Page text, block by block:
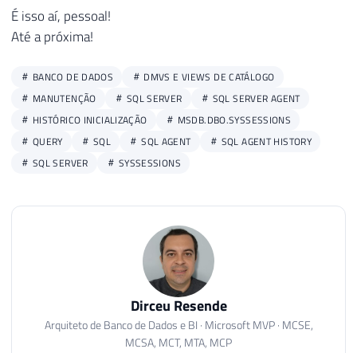
26
27
28
30
31
32
33
34
IF
SELECT
FROM #Dados
GROUP
Dia_Semana
DECLARE
TOP 1 Dia
TOP 1 Hora
TOP 1 Dia_Semana
É isso aí, pessoal!
Até a próxima!
BANCO DE DADOS
DMVS E VIEWS DE CATÁLOGO
MANUTENÇÃO
SQL SERVER
SQL SERVER AGENT
HISTÓRICO INICIALIZAÇÃO
MSDB.DBO.SYSSESSIONS
QUERY
SQL SQL AGENT
SQL AGENT HISTORY
SQL SERVER
SYSSESSIONS
Dirceu Resende
Arquiteto de Banco de Dados e BI · Microsoft MVP · MCSE,
MCSA, MCT, MTA, MCP